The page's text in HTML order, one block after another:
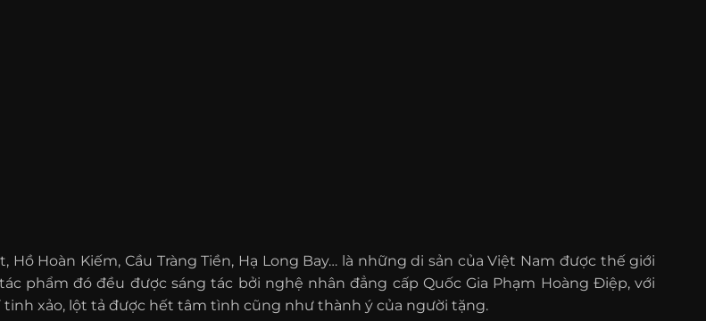
Hồ Hoàn Kiếm, Cầu Tràng Tiền, Hạ Long Bay… là những di sản của Việt Nam được thế giới
phẩm đó đều được sáng tác bởi nghệ nhân đẳng cấp Quốc Gia Phạm Hoàng Điệp, với
xảo, lột tả được hết tâm tình cũng như thành ý của người tặng.